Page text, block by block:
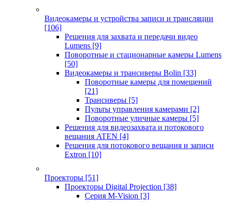
Видеокамеры и устройства записи и трансляции
[106]
Решения для захвата и передачи видео
Lumens [9]
Поворотные и стационарные камеры Lumens
[50]
Видеокамеры и трансиверы Bolin [33]
Поворотные камеры для помещений
[21]
Трансиверы [5]
Пульты управления камерами [2]
Поворотные уличные камеры [5]
Решения для видеозахвата и потокового
вещания ATEN [4]
Решения для потокового вещания и записи
Extron [10]
Проекторы [51]
Проекторы Digital Projection [38]
Серия M-Vision [3]